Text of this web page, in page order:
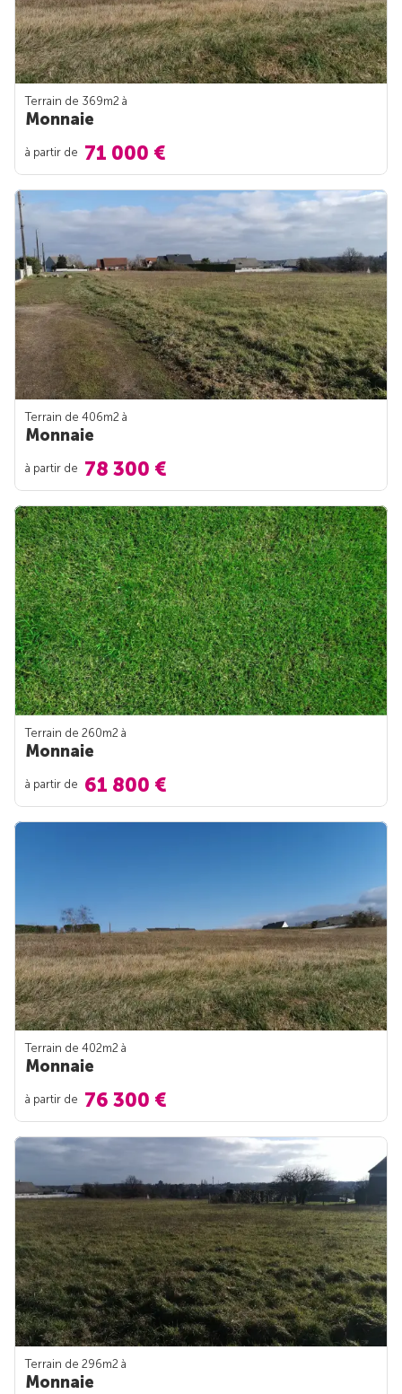
Terrain de 369m2 à
Monnaie
à partir de 71 000 €
Terrain de 406m2 à
Monnaie
à partir de 78 300 €
Terrain de 260m2 à
Monnaie
à partir de 61 800 €
Terrain de 402m2 à
Monnaie
à partir de 76 300 €
Terrain de 296m2 à
Monnaie